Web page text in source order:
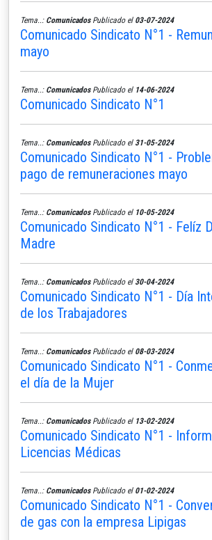
Tema..: ComunicadosPublicado el 03-07-2024
Comunicado Sindicato N°1 -
mayo
Tema..: ComunicadosPublicado el 14-06-2024
Comunicado Sindicato N°1
Tema..: ComunicadosPublicado el 31-05-2024
Comunicado Sindicato N°1 -
pago de remuneraciones mayo
Tema..: ComunicadosPublicado el 10-05-2024
Comunicado Sindicato N°1 - Felíz
Madre
Tema..: ComunicadosPublicado el 30-04-2024
Comunicado Sindicato N°1 - Día
de los Trabajadores
Tema..: ComunicadosPublicado el 08-03-2024
Comunicado Sindicato N°1 -
el día de la Mujer
Tema..: ComunicadosPublicado el 13-02-2024
Comunicado Sindicato N°1 -
Licencias Médicas
Tema..: ComunicadosPublicado el 01-02-2024
Comunicado Sindicato N°1 -
de gas con la empresa Lipigas